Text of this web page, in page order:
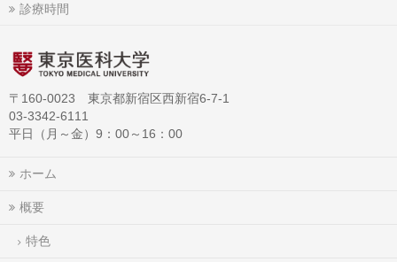
診療時間
〒160-0023 東京都新宿区西新宿6-7-1
03-3342-6111
平日（月～金）9：00～16：00
ホーム
概要
特色